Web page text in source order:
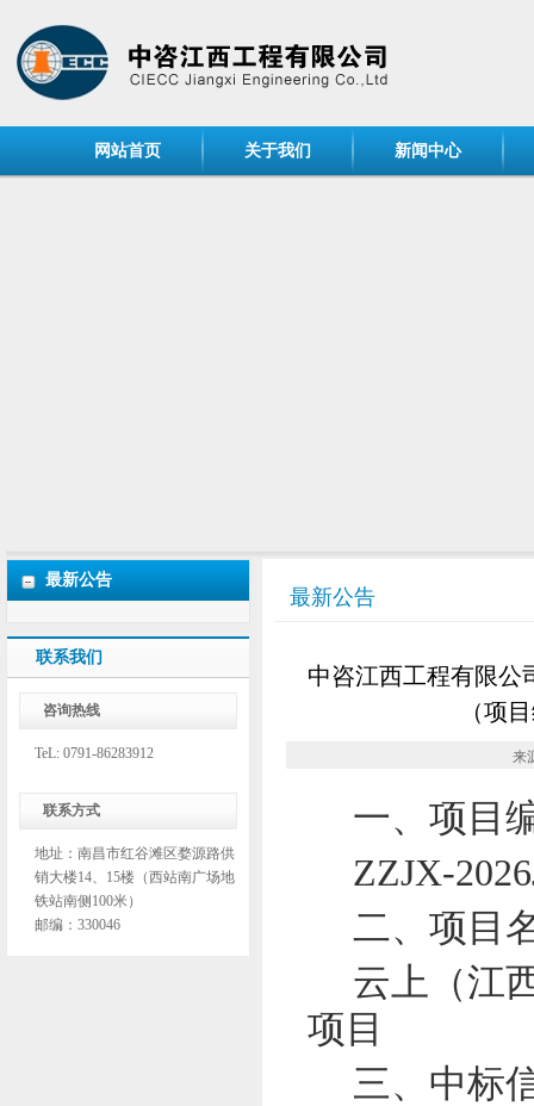
网站首页 关于我们 新闻中心
最新公告
联系我们
咨询热线
TeL: 0791-86283912
联系方式
地址：南昌市红谷滩区婺源路供
销大楼14、15楼（西站南广场地
铁站南侧100米）
邮编：330046
最新公告
中咨江西工程有限公
（项
来
一、项目
ZZJX-
二、项目
云上（江
项目
三、中标